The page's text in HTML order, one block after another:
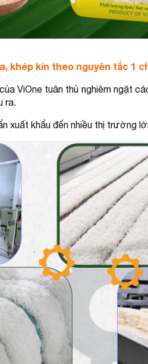
khép kín theo nguyên tắc 1
ViOne tuân thủ nghiêm ngặt
ra.
xuất khẩu đến nhiều thị trường